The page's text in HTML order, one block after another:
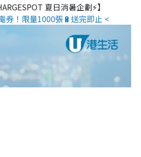
夏日消暑企劃⚡】
券！限量1000張🔋送完即止 <